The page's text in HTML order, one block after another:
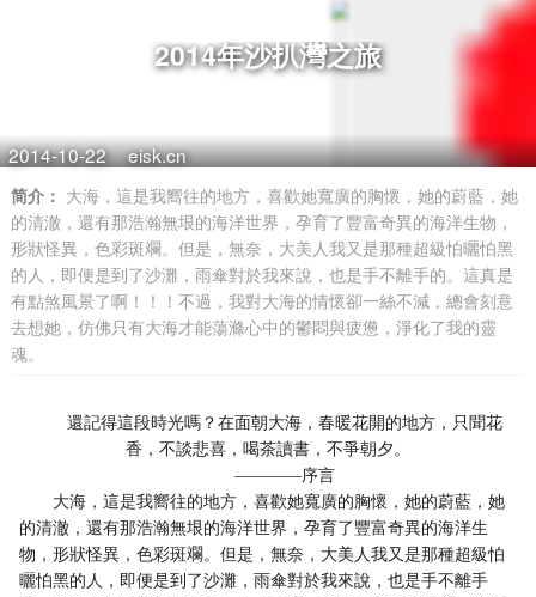
2014年沙扒灣之旅
2014-10-22 eisk.cn
简介： 大海，這是我嚮往的地方，喜歡她寬廣的胸懷，她的蔚藍，她
的清澈，還有那浩瀚無垠的海洋世界，孕育了豐富奇異的海洋生物，
形狀怪異，色彩斑斕。但是，無奈，大美人我又是那種超級怕曬怕黑
的人，即便是到了沙灘，雨傘對於我來說，也是手不離手的。這真是
有點煞風景了啊！！！不過，我對大海的情懷卻一絲不減，總會刻意
去想她，仿佛只有大海才能蕩滌心中的鬱悶與疲憊，淨化了我的靈
魂。
還記得這段時光嗎？在面朝大海，春暖花開的地方，只聞花
香，不談悲喜，喝茶讀書，不爭朝夕。
————序言
大海，這是我嚮往的地方，喜歡她寬廣的胸懷，她的蔚藍，她
的清澈，還有那浩瀚無垠的海洋世界，孕育了豐富奇異的海洋生
物，形狀怪異，色彩斑斕。但是，無奈，大美人我又是那種超級怕
曬怕黑的人，即便是到了沙灘，雨傘對於我來說，也是手不離手